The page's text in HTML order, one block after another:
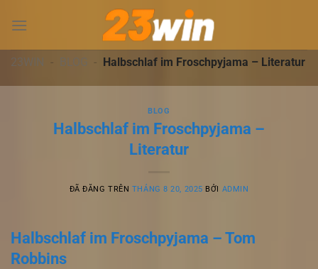
đến
dung23WIN - BLOG - Halbschlaf im Froschpyjama – Literatur
BLOG
Halbschlaf im Froschpyjama –
Literatur
ĐÃ ĐĂNG TRÊN THÁNG 8 20, 2025 BỞI ADMIN
Halbschlaf im Froschpyjama – Tom
Robbins